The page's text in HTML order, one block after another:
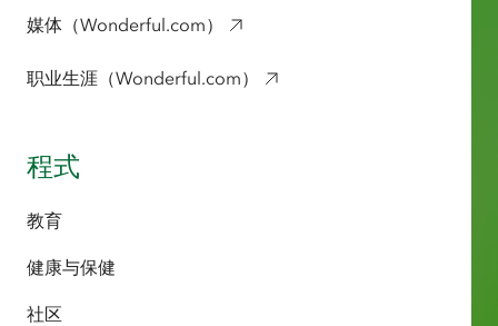
媒体（Wonderful.com）
职业生涯（Wonderful.com）
程式
教育
健康与保健
社区